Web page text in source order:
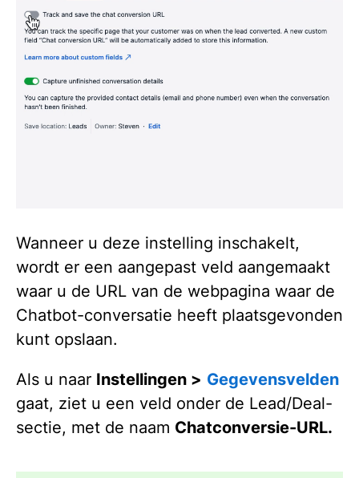
Wanneer u deze instelling inschakelt,
wordt er een aangepast veld aangemaakt
waar u de URL van de webpagina waar de
Chatbot-conversatie heeft plaatsgevonden
kunt opslaan.
Als u naar Instellingen > Gegevensvelden
gaat, ziet u een veld onder de Lead/Deal-
sectie, met de naam Chatconversie-URL.